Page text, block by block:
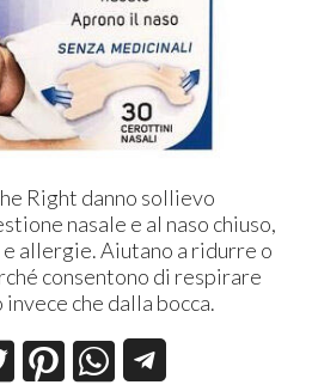
Right danno sollievo
nasale e al naso chiuso,
allergie. Aiutano a ridurre o
consentono di respirare
che dalla bocca.